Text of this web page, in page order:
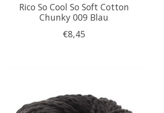
Rico So Cool So Soft Cotton
Chunky 009 Blau
€8,45